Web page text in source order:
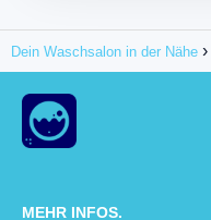
Dein Waschsalon in der Nähe
MEHR INFOS.